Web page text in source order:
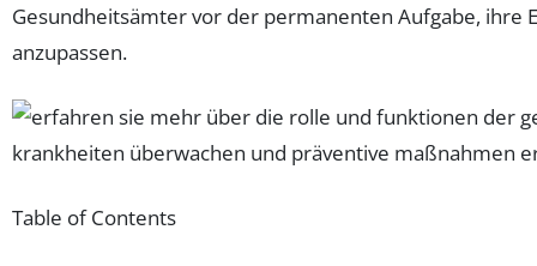
Gesundheitsämter vor der permanenten Aufgabe, ihre
anzupassen.
Table of Contents